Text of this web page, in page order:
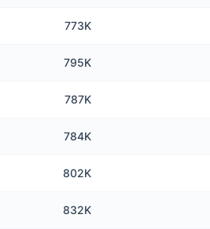
773K
795K
787K
784K
802K
832K